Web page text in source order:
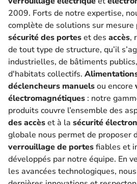
2009. Forts de notre expertise,
complète de solutions sur mesure
sécurité des porteset des accès,
de tout type de structure, qu’il
industrielles, de bâtiments
d'habitats collectifs.
déclencheurs manuelsou encore
électromagnétiques : notre
produits couvre l’ensemble des
des accèset à la sécurité
globale nous permet de proposer
verrouillage de portesfiables et
développés par notre équipe. En
les avancées technologiques,